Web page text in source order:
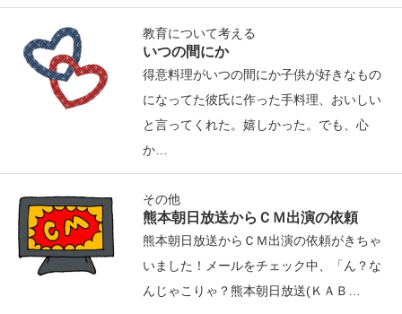
教育について考える
いつの間にか
得意料理がいつの間にか子供が好きなもの
になってた彼氏に作った手料理、おいしい
と言ってくれた。嬉しかった。でも、心
か…
その他
熊本朝日放送からＣＭ出演の依頼
熊本朝日放送からＣＭ出演の依頼がきちゃ
いました！メールをチェック中、「ん？な
んじゃこりゃ？熊本朝日放送(ＫＡＢ…